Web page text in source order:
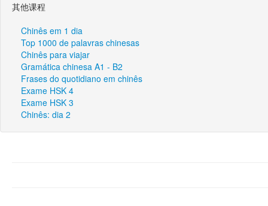
其他课程
Chinês em 1 dia
Top 1000 de palavras chinesas
Chinês para viajar
Gramática chinesa A1 - B2
Frases do quotidiano em chinês
Exame HSK 4
Exame HSK 3
Chinês: dia 2